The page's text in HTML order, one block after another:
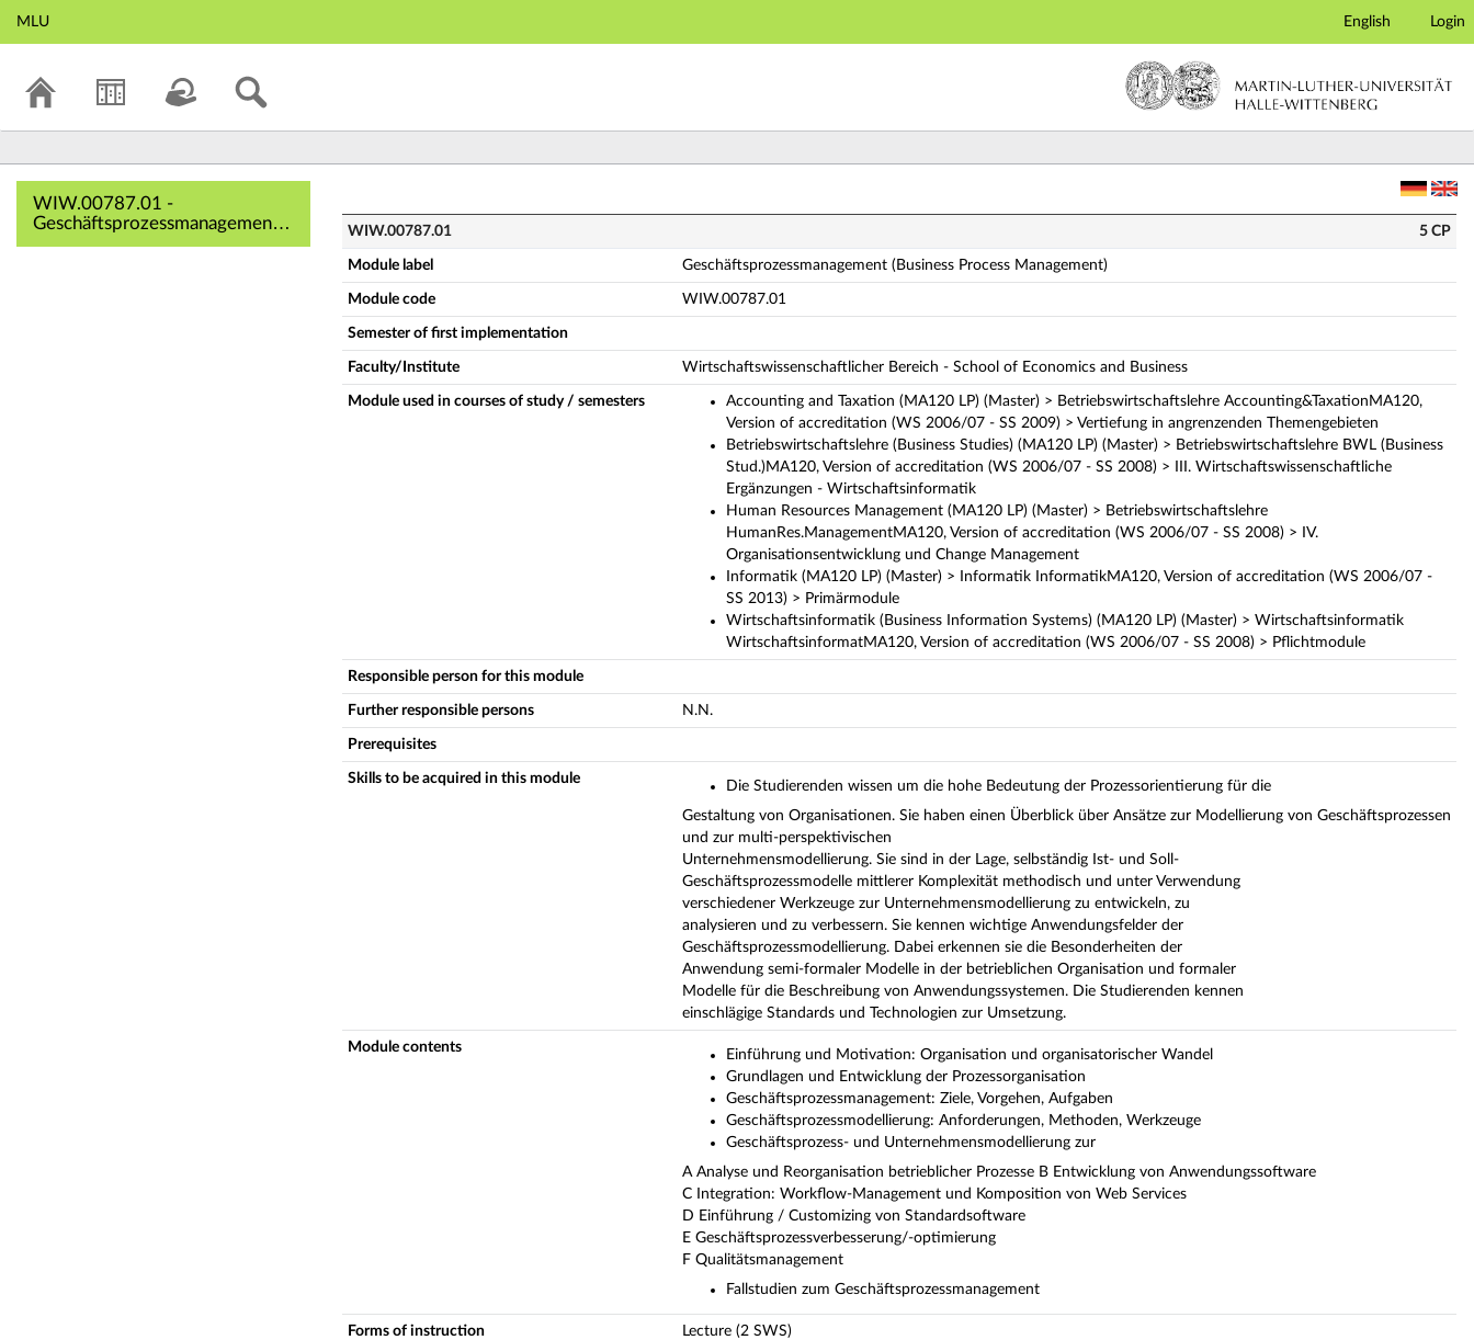
Main navigation
MLU English Login
WIW.00787.01 -
Geschäftsprozessmanagement
(Business Process Management)
WIW.00787.01 5 CP
Module label Geschäftsprozessmanagement (Business Process Management)
Module code WIW.00787.01
Semester of first implementation
Faculty/Institute Wirtschaftswissenschaftlicher Bereich - School of Economics and Business
Module used in courses of study / semesters
Accounting and Taxation (MA120 LP) (Master) > Betriebswirtschaftslehre Accounting&TaxationMA120,
Version of accreditation (WS 2006/07 - SS 2009) > Vertiefung in angrenzenden Themengebieten
Betriebswirtschaftslehre (Business Studies) (MA120 LP) (Master) > Betriebswirtschaftslehre BWL (Business
Stud.)MA120, Version of accreditation (WS 2006/07 - SS 2008) > III. Wirtschaftswissenschaftliche
Ergänzungen - Wirtschaftsinformatik
Human Resources Management (MA120 LP) (Master) > Betriebswirtschaftslehre
HumanRes.ManagementMA120, Version of accreditation (WS 2006/07 - SS 2008) > IV.
Organisationsentwicklung und Change Management
Informatik (MA120 LP) (Master) > Informatik InformatikMA120, Version of accreditation (WS 2006/07 -
SS 2013) > Primärmodule
Wirtschaftsinformatik (Business Information Systems) (MA120 LP) (Master) > Wirtschaftsinformatik
WirtschaftsinformatMA120, Version of accreditation (WS 2006/07 - SS 2008) > Pflichtmodule
Responsible person for this module
Further responsible persons N.N.
Prerequisites
Skills to be acquired in this module
Die Studierenden wissen um die hohe Bedeutung der Prozessorientierung für die
Gestaltung von Organisationen. Sie haben einen Überblick über Ansätze zur Modellierung von Geschäftsprozessen
und zur multi-perspektivischen
Unternehmensmodellierung. Sie sind in der Lage, selbständig Ist- und Soll-
Geschäftsprozessmodelle mittlerer Komplexität methodisch und unter Verwendung
verschiedener Werkzeuge zur Unternehmensmodellierung zu entwickeln, zu
analysieren und zu verbessern. Sie kennen wichtige Anwendungsfelder der
Geschäftsprozessmodellierung. Dabei erkennen sie die Besonderheiten der
Anwendung semi-formaler Modelle in der betrieblichen Organisation und formaler
Modelle für die Beschreibung von Anwendungssystemen. Die Studierenden kennen
einschlägige Standards und Technologien zur Umsetzung.
Module contents
Einführung und Motivation: Organisation und organisatorischer Wandel
Grundlagen und Entwicklung der Prozessorganisation
Geschäftsprozessmanagement: Ziele, Vorgehen, Aufgaben
Geschäftsprozessmodellierung: Anforderungen, Methoden, Werkzeuge
Geschäftsprozess- und Unternehmensmodellierung zur
A Analyse und Reorganisation betrieblicher Prozesse B Entwicklung von Anwendungssoftware
C Integration: Workflow-Management und Komposition von Web Services
D Einführung / Customizing von Standardsoftware
E Geschäftsprozessverbesserung/-optimierung
F Qualitätsmanagement
Fallstudien zum Geschäftsprozessmanagement
Forms of instruction
Lecture (2 SWS)